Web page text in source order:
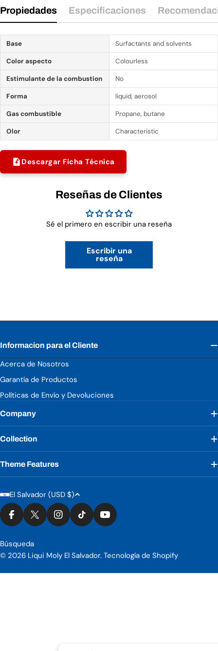
Propiedades Especificaciones
Base Surfactants and solvents
Color aspecto Colourless
Estimulante de la combustion No
Forma liquid, aerosol
Gas combustible Propane, butane
Olor Characteristic
Descargar Ficha Técnica
Reseñas de Clientes
Sé el primero en escribir una reseña
Escribir una
reseña
Informacion para el Cliente
Acerca de Nosotros
Garantía de Productos
Políticas de Envío y Devoluciones
Company
Collection
Theme Features
País/región El Salvador (USD $)
FacebookX (Twitter)Instagram
TiktokYouTube
© 2026 Liqui Moly El Salvador. Tecnología de Shopify
Búsqueda